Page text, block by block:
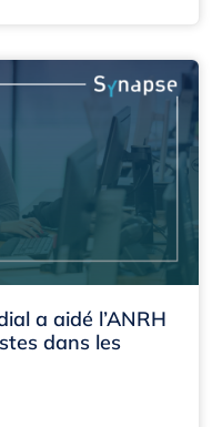
a aidé l’ANRH
dans les